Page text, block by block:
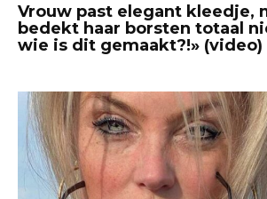
Vrouw past elegant kleedje,
bedekt haar borsten totaal
wie is dit gemaakt?!» (video)